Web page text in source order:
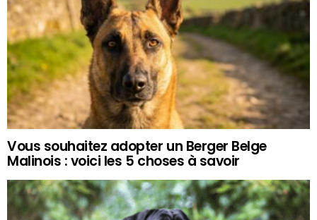
Vous souhaitez adopter un Berger Belge
Malinois : voici les 5 choses à savoir